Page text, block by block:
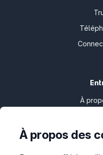
À
À propos des